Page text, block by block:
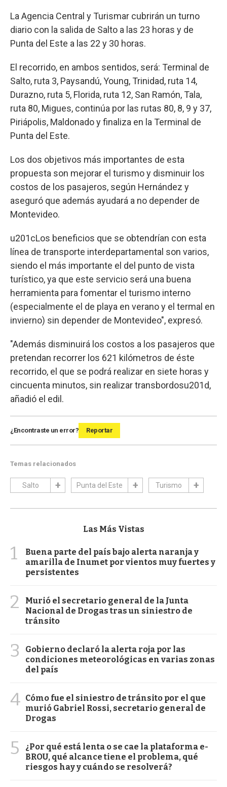
La Agencia Central y Turismar cubrirán un turno
diario con la salida de Salto a las 23 horas y de
Punta del Este a las 22 y 30 horas.
El recorrido, en ambos sentidos, será: Terminal de
Salto, ruta 3, Paysandú, Young, Trinidad, ruta 14,
Durazno, ruta 5, Florida, ruta 12, San Ramón, Tala,
ruta 80, Migues, continúa por las rutas 80, 8, 9 y 37,
Piriápolis, Maldonado y finaliza en la Terminal de
Punta del Este.
Los dos objetivos más importantes de esta
propuesta son mejorar el turismo y disminuir los
costos de los pasajeros, según Hernández y
aseguró que además ayudará a no depender de
Montevideo.
u201cLos beneficios que se obtendrían con esta
línea de transporte interdepartamental son varios,
siendo el más importante el del punto de vista
turístico, ya que este servicio será una buena
herramienta para fomentar el turismo interno
(especialmente el de playa en verano y el termal en
invierno) sin depender de Montevideo", expresó.
"Además disminuirá los costos a los pasajeros que
pretendan recorrer los 621 kilómetros de éste
recorrido, el que se podrá realizar en siete horas y
cincuenta minutos, sin realizar transbordosu201d,
añadió el edil.
¿Encontraste un error? Reportar
Temas relacionados
Salto Punta del Este Turismo
Las Más Vistas
1
Buena parte del país bajo alerta naranja y
amarilla de Inumet por vientos muy fuertes y
persistentes
2
Murió el secretario general de la Junta
Nacional de Drogas tras un siniestro de
tránsito
3
Gobierno declaró la alerta roja por las
condiciones meteorológicas en varias zonas
del país
4 Cómo fue el siniestro de tránsito por el que
murió Gabriel Rossi, secretario general de
Drogas
5
¿Por qué está lenta o se cae la plataforma e-
BROU, qué alcance tiene el problema, qué
riesgos hay y cuándo se resolverá?